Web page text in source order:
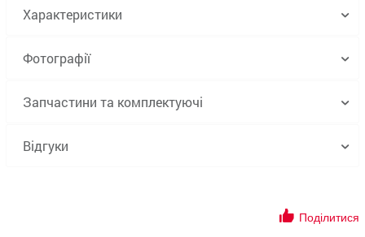
Характеристики
Фотографії
Запчастини та комплектуючі
Відгуки
Поділитися